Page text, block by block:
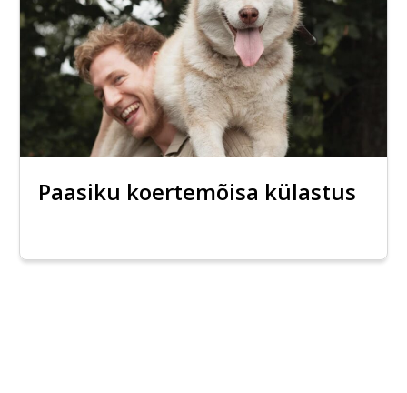
Paasiku koertemõisa külastus